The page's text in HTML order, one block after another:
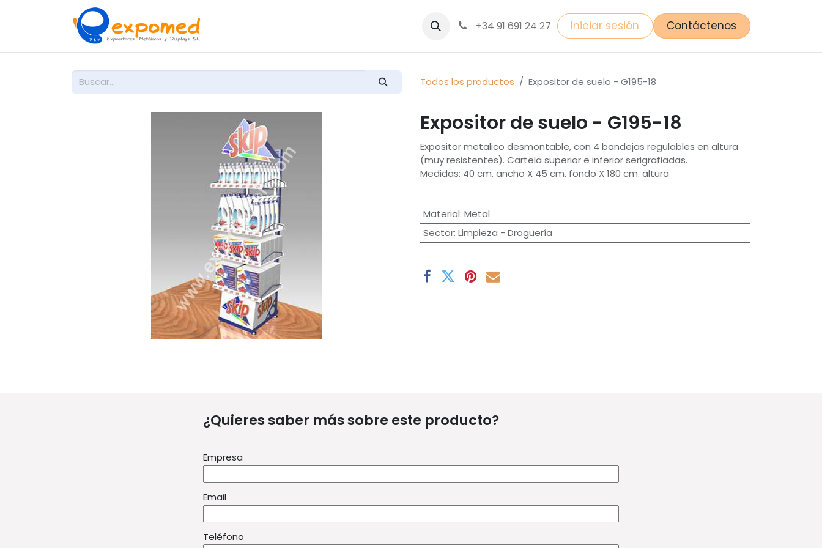
+34 91 691 24 27 Iniciar sesión Contáctenos
Todos los productos Expositor de suelo - G195-18
Expositor de suelo - G195-18
Expositor metalico desmontable, con 4 bandejas regulables en altura
(muy resistentes). Cartela superior e inferior serigrafiadas.
Medidas: 40 cm. ancho X 45 cm. fondo X 180 cm. altura
Material: Metal
Sector: Limpieza - Droguería
¿Quieres saber más sobre este producto?
Empresa
Email
Teléfono